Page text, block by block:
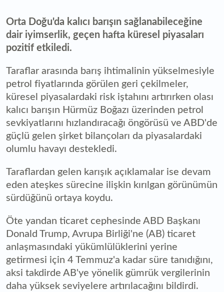
Orta Doğu'da kalıcı barışın sağlanabileceğine
dair iyimserlik, geçen hafta küresel piyasaları
pozitif etkiledi.
Taraflar arasında barış ihtimalinin yükselmesiyle
petrol fiyatlarında görülen geri çekilmeler,
küresel piyasalardaki risk iştahını artırırken olası
kalıcı barışın Hürmüz Boğazı üzerinden petrol
sevkiyatlarını hızlandıracağı öngörüsü ve ABD'de
güçlü gelen şirket bilançoları da piyasalardaki
olumlu havayı destekledi.
Taraflardan gelen karışık açıklamalar ise devam
eden ateşkes sürecine ilişkin kırılgan görünümün
sürdüğünü ortaya koydu.
Öte yandan ticaret cephesinde ABD Başkanı
Donald Trump, Avrupa Birliği'ne (AB) ticaret
anlaşmasındaki yükümlülüklerini yerine
getirmesi için 4 Temmuz'a kadar süre tanıdığını,
aksi takdirde AB'ye yönelik gümrük vergilerinin
daha yüksek seviyelere artırılacağını bildirdi.